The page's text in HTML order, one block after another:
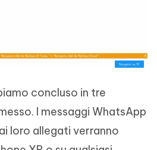
concluso in tre
I messaggi WhatsApp
loro allegati verranno